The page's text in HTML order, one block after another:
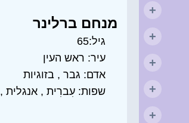
מנחם ברלינר
גיל:65
עיר: ראש העין
אדם: גבר , בזוגיות
שפות: עִברִית , אנגלית ,
+
+
+
+
+